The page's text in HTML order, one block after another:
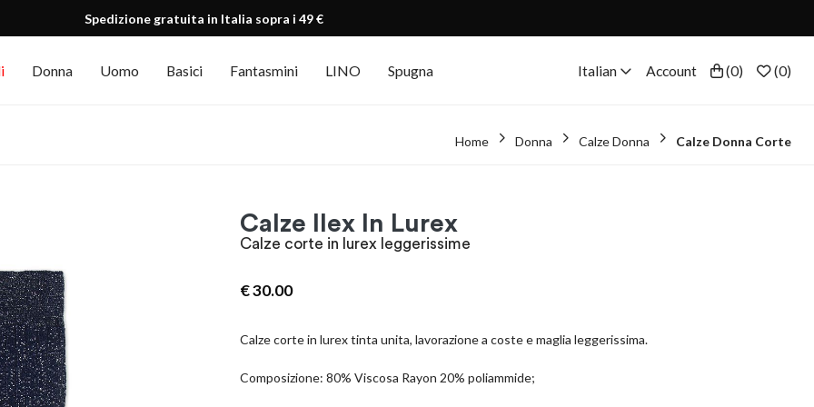
Spedizione gratuita in Italia sopra i 49 €
Donna Uomo Basici Fantasmini LINO Spugna Italian Account (0) (0)
Home Donna Calze Donna Calze Donna Corte
Calze Ilex In Lurex
Calze corte in lurex leggerissime
€30.00
Calze corte in lurex tinta unita, lavorazione a coste e maglia leggerissima.
Composizione: 80% Viscosa Rayon 20% poliammide;